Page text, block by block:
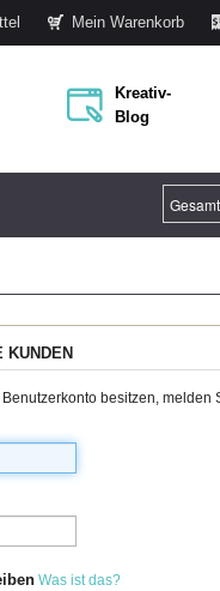
Mein Warenkorb
Kreativ-
Blog
KUNDEN
besitzen, melden
Was ist das?